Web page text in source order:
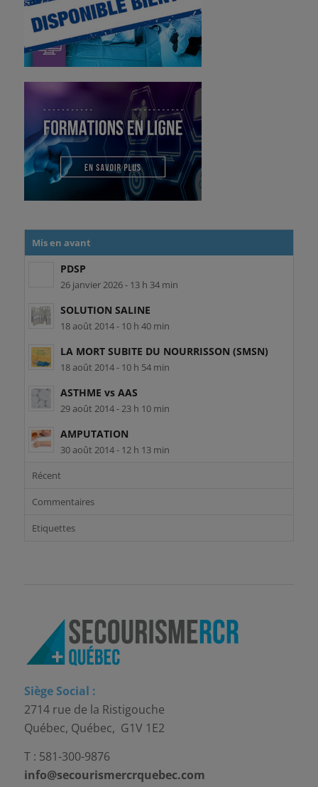
Mis en avant
PDSP
26 janvier 2026 - 13 h 34 min
SOLUTION SALINE
18 août 2014 - 10 h 40 min
LA MORT SUBITE DU NOURRISSON (SMSN)
18 août 2014 - 10 h 54 min
ASTHME vs AAS
29 août 2014 - 23 h 10 min
AMPUTATION
30 août 2014 - 12 h 13 min
Récent
Commentaires
Etiquettes
Siège Social :
2714 rue de la Ristigouche
Québec, Québec, G1V 1E2
T : 581-300-9876
info@secourismercrquebec.com